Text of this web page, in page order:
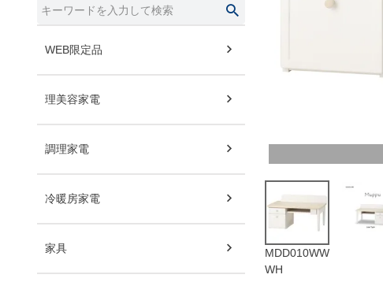
WEB限定品
理美容家電
調理家電
冷暖房家電
家具
MDD010WW
WH